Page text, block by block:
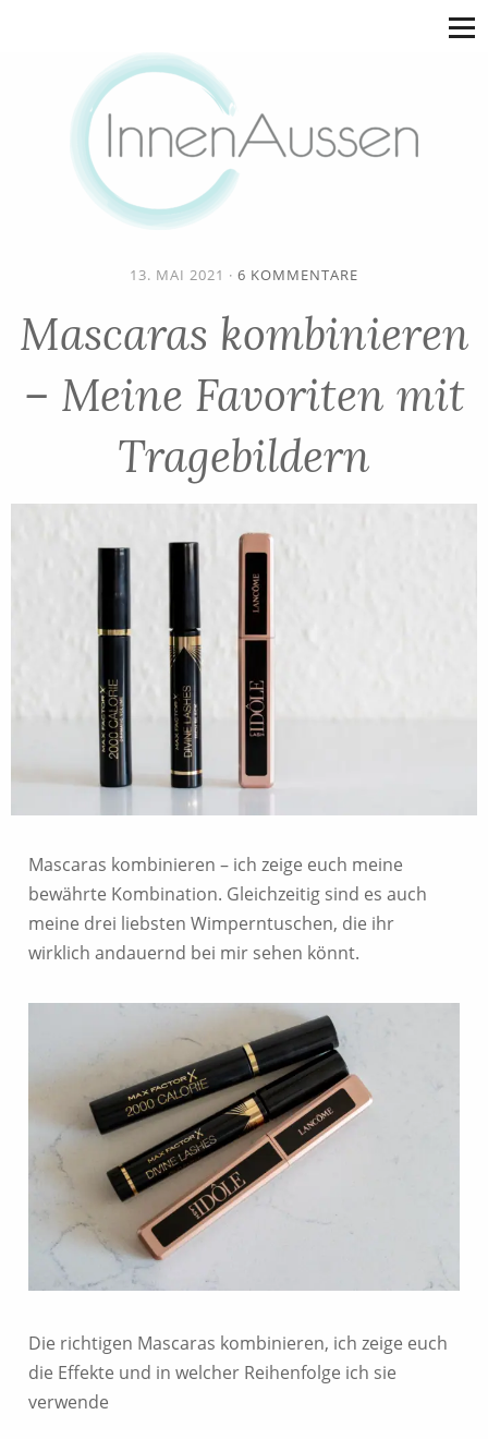
13. MAI 2021 · 6 KOMMENTARE
Mascaras kombinieren
– Meine Favoriten mit
Tragebildern
Mascaras kombinieren – ich zeige euch meine
bewährte Kombination. Gleichzeitig sind es auch
meine drei liebsten Wimperntuschen, die ihr
wirklich andauernd bei mir sehen könnt.
Die richtigen Mascaras kombinieren, ich zeige euch
die Effekte und in welcher Reihenfolge ich sie
verwende